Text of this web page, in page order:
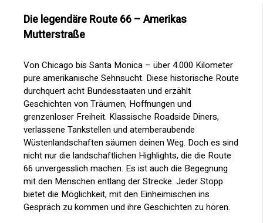
Die legendäre Route 66 – Amerikas
Mutterstraße
Von Chicago bis Santa Monica – über 4.000 Kilometer
pure amerikanische Sehnsucht. Diese historische Route
durchquert acht Bundesstaaten und erzählt
Geschichten von Träumen, Hoffnungen und
grenzenloser Freiheit. Klassische Roadside Diners,
verlassene Tankstellen und atemberaubende
Wüstenlandschaften säumen deinen Weg. Doch es sind
nicht nur die landschaftlichen Highlights, die die Route
66 unvergesslich machen. Es ist auch die Begegnung
mit den Menschen entlang der Strecke. Jeder Stopp
bietet die Möglichkeit, mit den Einheimischen ins
Gespräch zu kommen und ihre Geschichten zu hören.